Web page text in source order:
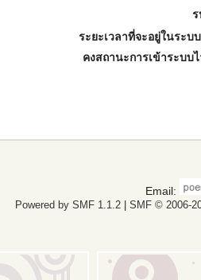
ระยะเวลาที่จะอยู่ในระบ
คงสถานะการเข้าระบบ
Email:
Powered by SMF 1.1.2| SMF © 2006-